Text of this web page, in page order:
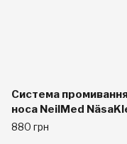
Система промивання
носа NeilMed
Squeezie + 50 пакетів
880 грн